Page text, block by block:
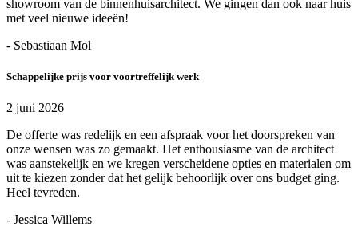
showroom van de binnenhuisarchitect. We gingen dan ook naar huis
met veel nieuwe ideeën!
- Sebastiaan Mol
Schappelijke prijs voor voortreffelijk werk
2 juni 2026
De offerte was redelijk en een afspraak voor het doorspreken van
onze wensen was zo gemaakt. Het enthousiasme van de architect
was aanstekelijk en we kregen verscheidene opties en materialen om
uit te kiezen zonder dat het gelijk behoorlijk over ons budget ging.
Heel tevreden.
- Jessica Willems